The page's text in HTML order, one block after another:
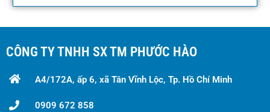
CÔNG TY TNHH SX TM PHƯỚC HÀO
A4/172A, ấp 6, xã Tân Vĩnh Lộc, Tp. Hồ Chí Minh
0909 672 858